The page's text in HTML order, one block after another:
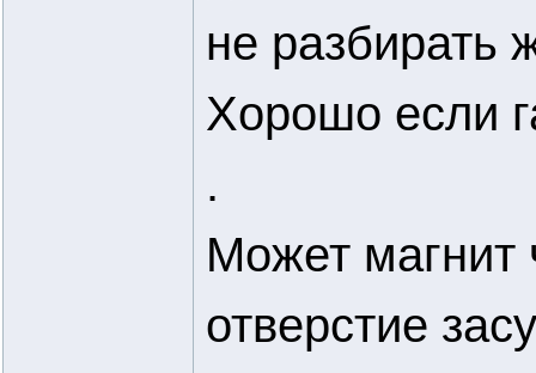
не разбирать
Хорошо если
.
Может магнит
отверстие